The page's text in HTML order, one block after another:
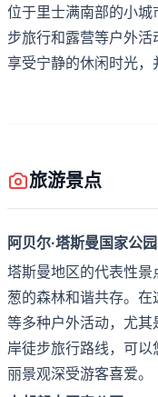
位于里士满南部的小
步旅行和露营等户外
享受宁静的休闲时光，
旅游景点
阿贝尔·塔斯曼国家公
塔斯曼地区的代表性景
葱的森林和谐共存。
等多种户外活动，尤其
岸徒步旅行路线，可
丽景观深受游客喜爱。